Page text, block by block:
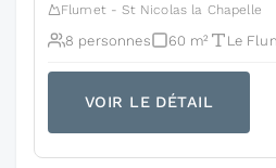
Flumet - St Nicolas la Chapelle
8 personnes 60 m² Le
VOIR LE DÉTAIL